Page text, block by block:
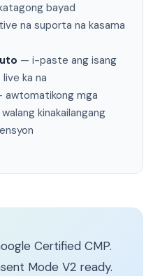
bayad
na suporta na kasama
— i-paste ang isang
ka na
awtomatikong mga
kinakailangang
Certified CMP.
Mode V2 ready.